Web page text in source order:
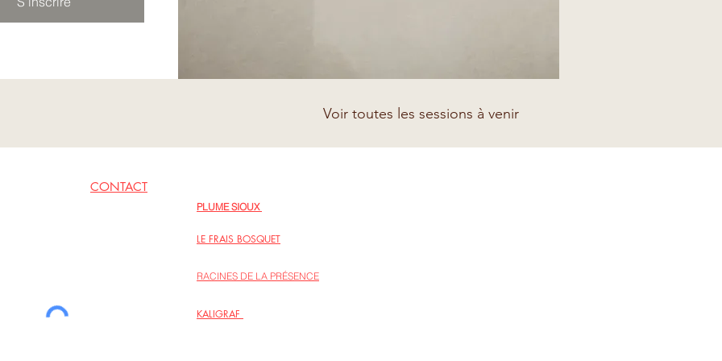
Voir toutes les sessions à venir
CONTACT
PLUME SIOUX
LE FRAIS BOSQUET
RACINES DE LA PRÉSENCE
KALIGRAF